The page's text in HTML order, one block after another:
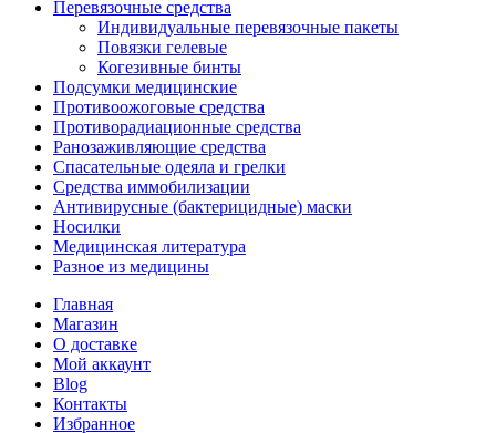
Перевязочные средства
Индивидуальные перевязочные пакеты
Повязки гелевые
Когезивные бинты
Подсумки медицинские
Противоожоговые средства
Противорадиационные средства
Ранозаживляющие средства
Спасательные одеяла и грелки
Средства иммобилизации
Антивирусные (бактерицидные) маски
Носилки
Медицинская литература
Разное из медицины
Главная
Магазин
О доставке
Мой аккаунт
Blog
Контакты
Избранное